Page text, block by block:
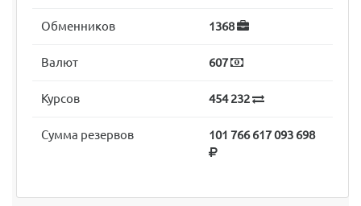
Обменников 1368
Валют 607
Курсов 454 232
Сумма резервов 101 766 617 093 698